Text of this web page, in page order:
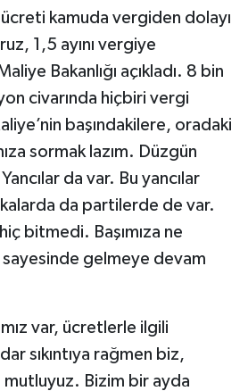
kamuda vergiden dolayı
1,5 ayını vergiye
Bakanlığı açıkladı. 8 bin
civarında hiçbiri vergi
başındakilere, oradaki
sormak lazım. Düzgün
da var. Bu yancılar
da partilerde de var.
bitmedi. Başımıza ne
sayesinde gelmeye devam
var, ücretlerle ilgili
sıkıntıya rağmen biz,
Bizim bir ayda